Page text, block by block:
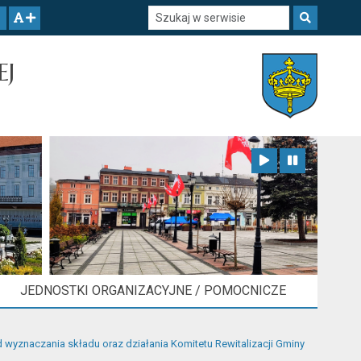
JEDNOSTKI ORGANIZACYJNE / POMOCNICZE
składu oraz działania Komitetu Rewitalizacji Gminy